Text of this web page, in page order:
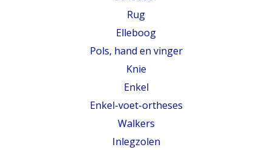
Rug
Elleboog
Pols, hand en vinger
Knie
Enkel
Enkel-voet-ortheses
Walkers
Inlegzolen